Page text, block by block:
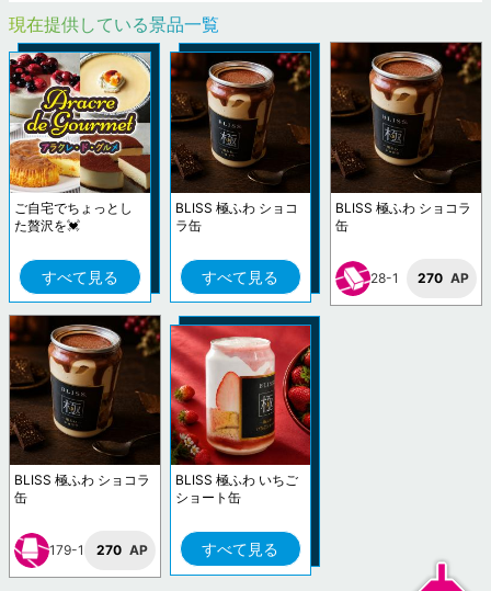
現在提供している景品一覧
ご自宅でちょっとし
た贅沢を💓
すべて見る
BLISS 極ふわ ショコ
ラ缶
すべて見る
BLISS 極ふわ ショコラ
缶
28-1 270 AP
BLISS 極ふわ ショコラ
缶
179-1 270 AP
BLISS 極ふわ いちご
ショート缶
すべて見る